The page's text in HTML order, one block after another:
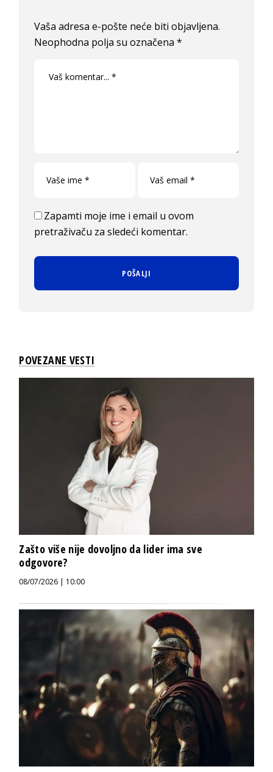
Vaša adresa e-pošte neće biti objavljena.
Neophodna polja su označena*
Zapamti moje ime i email u ovom
pretraživaču za sledeći komentar.
POVEZANE VESTI
Zašto više nije dovoljno da lider ima sve
odgovore?
08/07/2026 | 10:00